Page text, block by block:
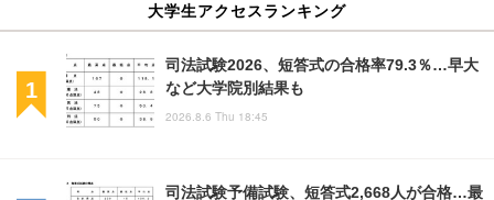
大学生アクセスランキング
司法試験2026、短答式の合格率79.3％…早大
など大学院別結果も
2026.8.6 Thu 18:45
司法試験予備試験、短答式2,668人が合格…最